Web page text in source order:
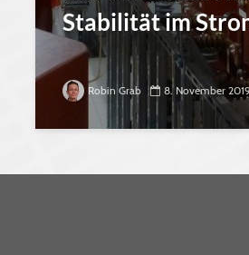
Stabilität im
Robin Grab 8. November